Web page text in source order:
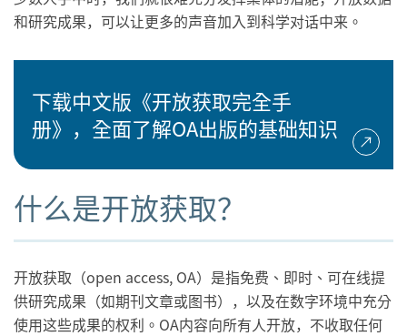
和研究成果，可以让更多的声音加入到科学对话中来。
下载中文版《开放获取完全手
册》，全面了解OA出版的基础知识
什么是开放获取？
开放获取（open access, OA）是指免费、即时、可在线提
供研究成果（如期刊文章或图书），以及在数字环境中充分
使用这些成果的权利。OA内容向所有人开放，不收取任何